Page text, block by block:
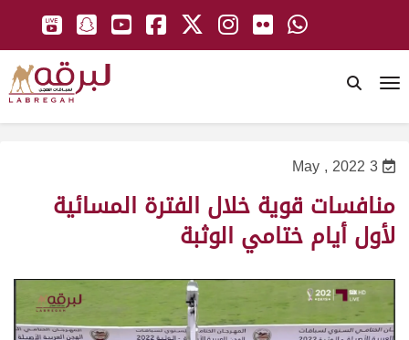
3 May , 2022
منافسات قوية خلال الفترة المسائية
لأول أيام ختامي الوثبة